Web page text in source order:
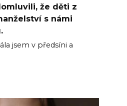
že děti z
s námi
jsem v předsíni a